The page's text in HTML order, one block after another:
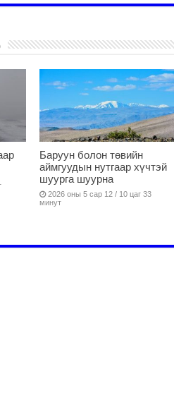
Баруун болон төвийн
аймгуудын нутгаар хүчтэй
шуурга шуурна
2026 оны 5 сар 12 / 10 цаг 33
минут